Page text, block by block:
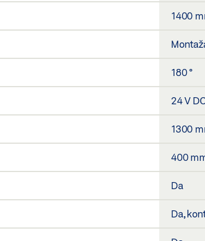
1400
180 °
24 V
1300
400
Da
Da,